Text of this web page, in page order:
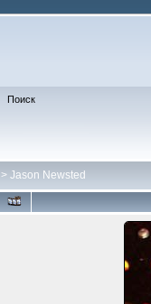
Поиск
> Jason Newsted